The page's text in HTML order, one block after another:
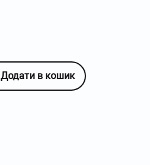
Додати в кошик